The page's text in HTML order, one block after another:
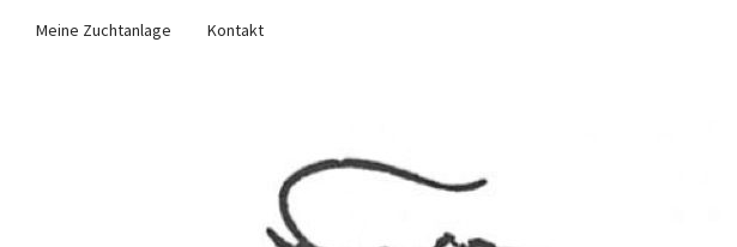
Meine Zuchtanlage Kontakt